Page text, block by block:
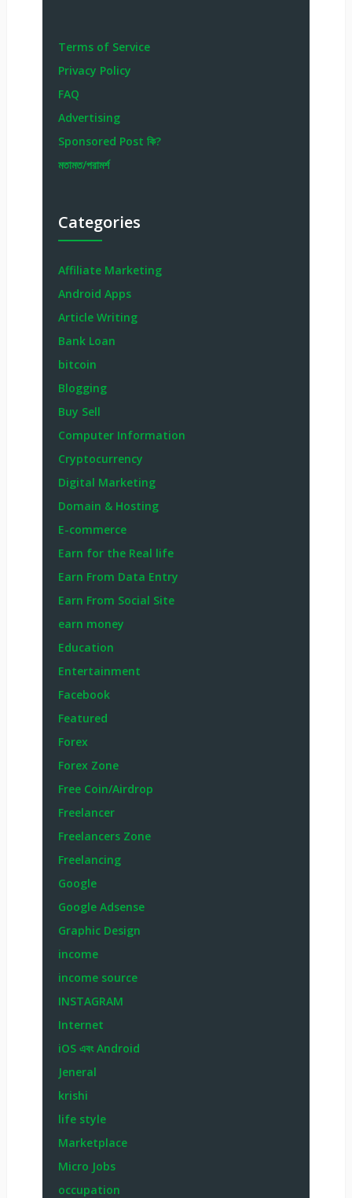
Terms of Service
Privacy Policy
FAQ
Advertising
Sponsored Post কি?
মতামত/পরামর্শ
Categories
Affiliate Marketing
Android Apps
Article Writing
Bank Loan
bitcoin
Blogging
Buy Sell
Computer Information
Cryptocurrency
Digital Marketing
Domain & Hosting
E-commerce
Earn for the Real life
Earn From Data Entry
Earn From Social Site
earn money
Education
Entertainment
Facebook
Featured
Forex
Forex Zone
Free Coin/Airdrop
Freelancer
Freelancers Zone
Freelancing
Google
Google Adsense
Graphic Design
income
income source
INSTAGRAM
Internet
iOS এবং Android
Jeneral
krishi
life style
Marketplace
Micro Jobs
occupation